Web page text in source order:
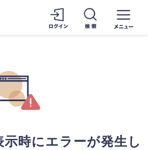
時にエラーが発生し